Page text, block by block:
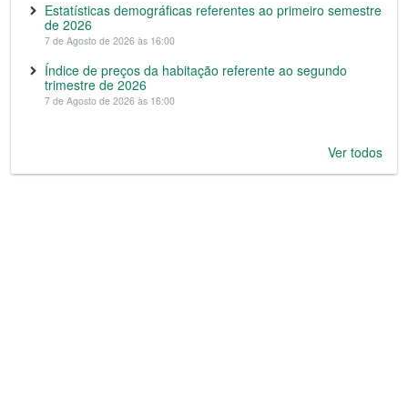
Estatísticas demográficas referentes ao primeiro semestre
de 2026
7 de Agosto de 2026 às 16:00
Índice de preços da habitação referente ao segundo
trimestre de 2026
7 de Agosto de 2026 às 16:00
Ver todos